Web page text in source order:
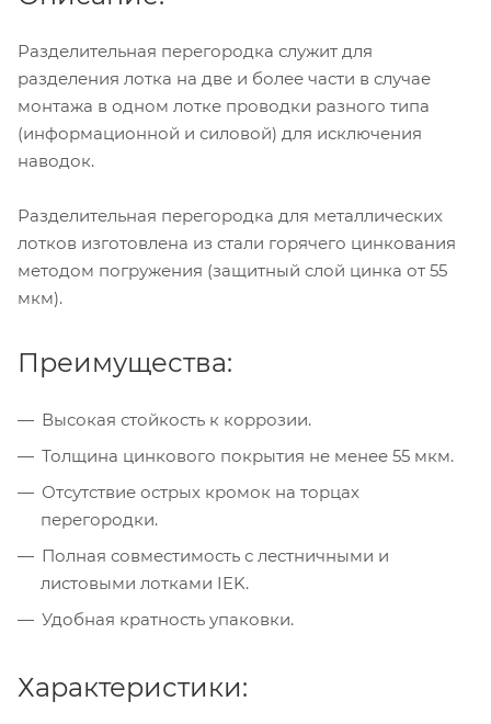
Разделительная перегородка служит для
разделения лотка на две и более части в случае
монтажа в одном лотке проводки разного типа
(информационной и силовой) для исключения
наводок.
Разделительная перегородка для металлических
лотков изготовлена из стали горячего цинкования
методом погружения (защитный слой цинка от 55
мкм).
Преимущества:
Высокая стойкость к коррозии.
Толщина цинкового покрытия не менее 55 мкм.
Отсутствие острых кромок на торцах
перегородки.
Полная совместимость с лестничными и
листовыми лотками IEK.
Удобная кратность упаковки.
Характеристики: